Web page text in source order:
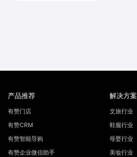
产品推荐
有赞门店
有赞CRM
有赞智能导购
有赞企业微信助手
解决方案
文旅行业
鞋服行业
母婴行业
美妆行业